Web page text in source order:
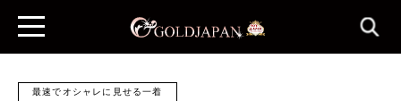
最速でオシャレに見せる一着